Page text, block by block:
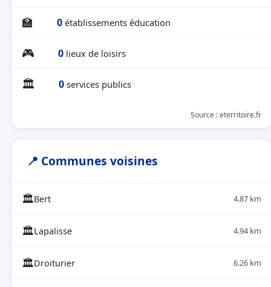
🏫 0 établissements éducation
🎮 0 lieux de loisirs
🏛 0 services publics
Source : eterritoire.fr
📍 Communes voisines
🏛Bert 4.87 km
🏛Lapalisse 4.94 km
🏛Droiturier 6.26 km